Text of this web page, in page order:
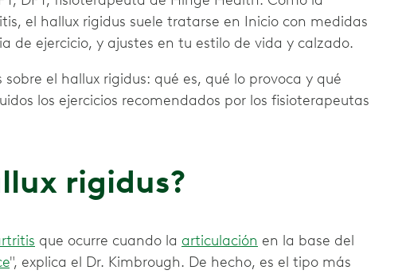
el hallux rigidus suele tratarse en Inicio con medidas
de ejercicio, y ajustes en tu estilo de vida y calzado.
el hallux rigidus: qué es, qué lo provoca y qué
los ejercicios recomendados por los fisioterapeutas
rigidus?
que ocurre cuando la articulación en la base del
", explica el Dr. Kimbrough. De hecho, es el tipo más